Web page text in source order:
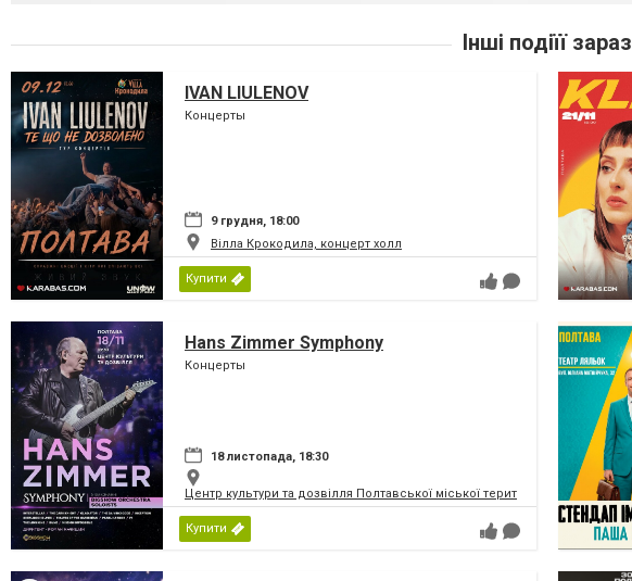
Інші подіїї зараз
IVAN LIULENOV
Концерты
9 грудня, 18:00
Вілла Крокодила, концерт холл
Купити
Hans Zimmer Symphony
Концерты
18 листопада, 18:30
Центр культури та дозвілля Полтавської міської територіальної громади
Купити